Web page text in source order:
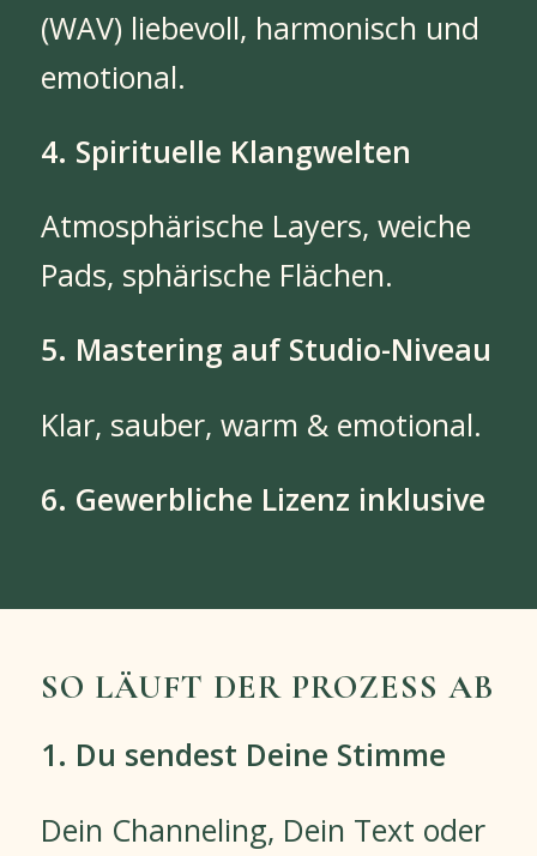
(WAV) liebevoll, harmonisch und
emotional.
4. Spirituelle Klangwelten
Atmosphärische Layers, weiche
Pads, sphärische Flächen.
5. Mastering auf Studio-Niveau
Klar, sauber, warm & emotional.
6. Gewerbliche Lizenz inklusive
SO LÄUFT DER PROZESS AB
1. Du sendest Deine Stimme
Dein Channeling, Dein Text oder